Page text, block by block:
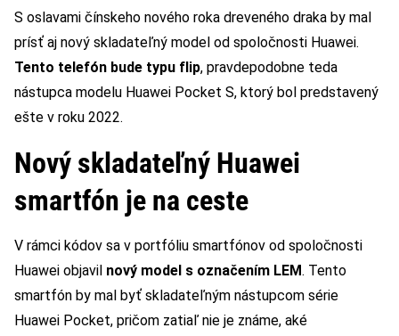
S oslavami čínskeho nového roka dreveného draka by mal
prísť aj nový skladateľný model od spoločnosti Huawei.
Tento telefón bude typu flip, pravdepodobne teda
nástupca modelu Huawei Pocket S, ktorý bol predstavený
ešte v roku 2022.
Nový skladateľný Huawei
smartfón je na ceste
V rámci kódov sa v portfóliu smartfónov od spoločnosti
Huawei objavil nový model s označením LEM. Tento
smartfón by mal byť skladateľným nástupcom série
Huawei Pocket, pričom zatiaľ nie je známe, aké